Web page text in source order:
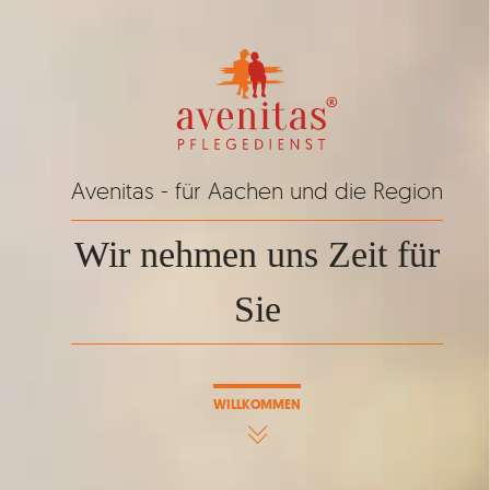
Avenitas - für Aachen und die Region
Wir nehmen uns Zeit für
Sie
WILLKOMMEN